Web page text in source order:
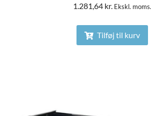
1.281,64 kr. Ekskl. moms.
Tilføj til kurv